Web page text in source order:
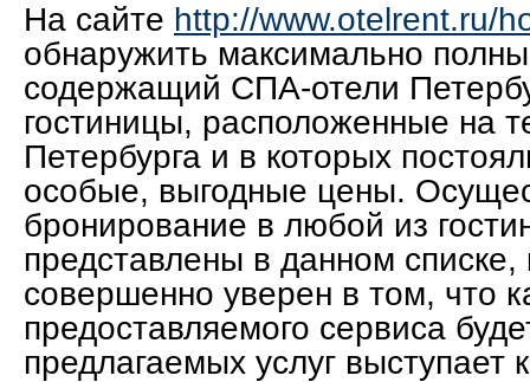
На сайте http://www.otelrent.ru/
обнаружить максимально
содержащий СПА-отели
гостиницы, расположенные на
Петербурга и в которых
особые, выгодные цены.
бронирование в любой из
представлены в данном
совершенно уверен в том, что
предоставляемого сервиса
предлагаемых услуг выступает